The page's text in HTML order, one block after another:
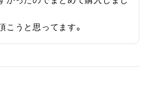
こうと思ってます。